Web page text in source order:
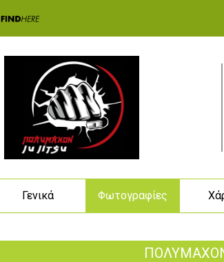
Γενικά Φωτογραφίες
ΠΟΛΥΜΑΧΟΝ